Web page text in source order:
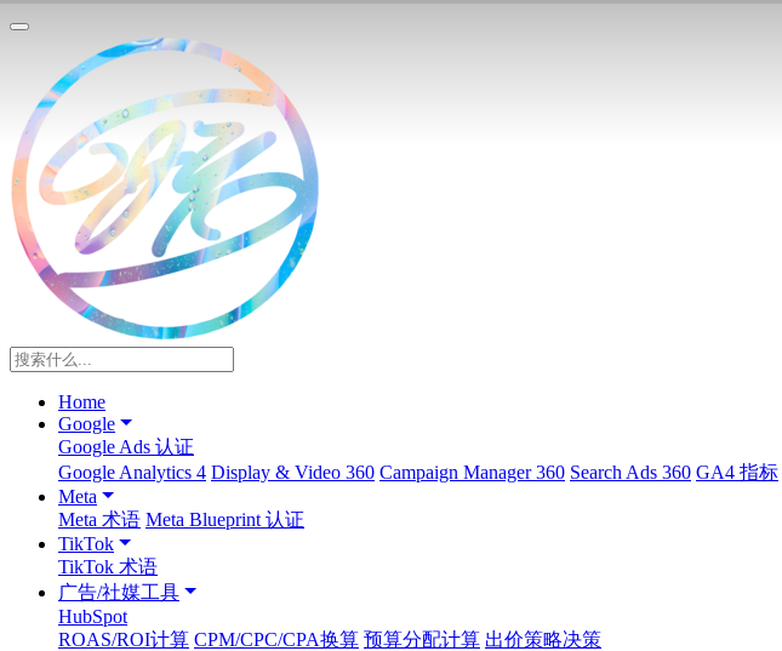
Home
Google
Google Ads 认证
Google Analytics 4 Display & Video 360 Campaign Manager 360 Search Ads 360 GA4 指标
Meta
Meta 术语 Meta Blueprint 认证
TikTok
TikTok 术语
广告/社媒工具
HubSpot
ROAS/ROI计算 CPM/CPC/CPA换算 预算分配计算 出价策略决策